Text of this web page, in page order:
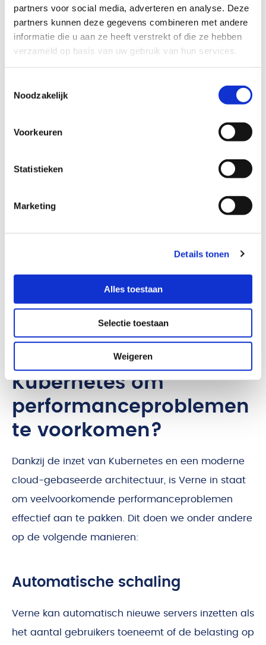
partners voor social media, adverteren en analyse. Deze
partners kunnen deze gegevens combineren met andere
informatie die u aan ze heeft verstrekt of die ze hebben
verzameld op basis van uw gebruik van hun services.
Noodzakelijk
Voorkeuren
Statistieken
Marketing
Details tonen
Alles toestaan
Selectie toestaan
Weigeren
weer bijdraagt aan betere prestaties.
Efficiënt gebruik van hardware
Dankzij containers kan Verne efficiënter
zorgt voor snellere responstijden en een soepelere
gebruikerservaring.
Hoe helpt Verne met
Kubernetes om
performanceproblemen
te voorkomen?
Dankzij de inzet van Kubernetes en een moderne
cloud-gebaseerde architectuur, is Verne in staat
om veelvoorkomende performanceproblemen
effectief aan te pakken. Dit doen we onder andere
op de volgende manieren:
Automatische schaling
Verne kan automatisch nieuwe servers inzetten als
het aantal gebruikers toeneemt of de belasting op